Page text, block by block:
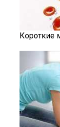
Короткие